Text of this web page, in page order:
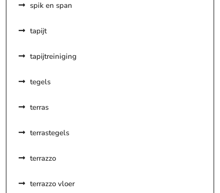
spik en span
tapijt
tapijtreiniging
tegels
terras
terrastegels
terrazzo
terrazzo vloer